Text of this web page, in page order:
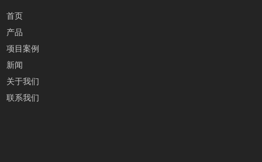
首页
产品
项目案例
新闻
关于我们
联系我们